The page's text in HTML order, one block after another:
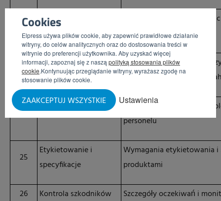
Cookies
Elpress używa plików cookie, aby zapewnić prawidłowe działanie
witryny, do celów analitycznych oraz do dostosowania treści w
witrynie do preferencji użytkownika. Aby uzyskać więcej
informacji, zapoznaj się z naszą polityką stosowania plików
cookie.Kontynuując przeglądanie witryny, wyrażasz zgodę na
stosowanie plików cookie.
Ustawienia
ZAAKCEPTUJ WSZYSTKIE
22 Higiena osobista
Oczekiwania i procedury
pracowników i gości
23 Protokoły gości
Procedury stosowane w
zakład produkcyjny i
24 Szkolenia
Wymagania w zakresie
personelu
25
Etykietowanie i
specyfikacje
Wymagania etykietowania i
produktami
26 Kontrola szkodników Szczegóły oczekiwań i